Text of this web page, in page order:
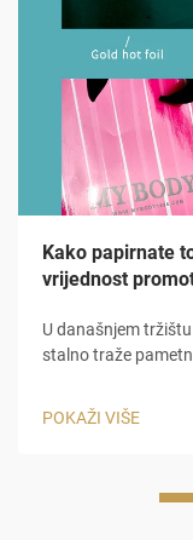
Kako papirnate
vrijednost
U današnjem
stalno traže
od samo popusta ili digitalnih
POKAŽI VIŠE